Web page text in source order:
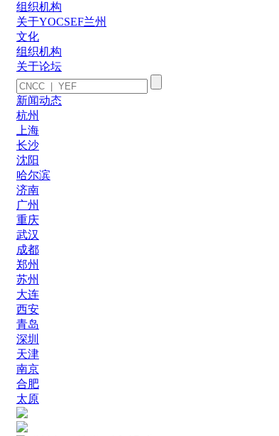
组织机构
关于YOCSEF兰州
文化
组织机构
关于论坛
新闻动态
杭州
上海
长沙
沈阳
哈尔滨
济南
广州
重庆
武汉
成都
郑州
苏州
大连
西安
青岛
深圳
天津
南京
合肥
太原